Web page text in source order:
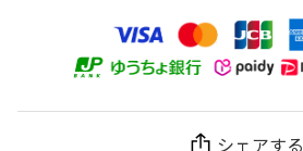
シェアする